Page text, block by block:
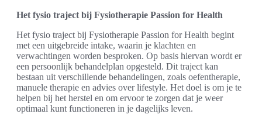
Het fysio traject bij Fysiotherapie Passion for Health
Het fysio traject bij Fysiotherapie Passion for Health begint
met een uitgebreide intake, waarin je klachten en
verwachtingen worden besproken. Op basis hiervan wordt er
een persoonlijk behandelplan opgesteld. Dit traject kan
bestaan uit verschillende behandelingen, zoals oefentherapie,
manuele therapie en advies over lifestyle. Het doel is om je te
helpen bij het herstel en om ervoor te zorgen dat je weer
optimaal kunt functioneren in je dagelijks leven.